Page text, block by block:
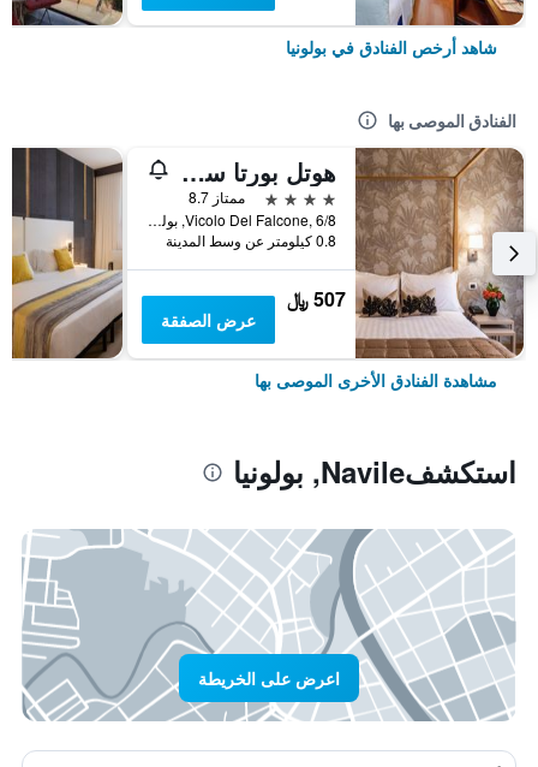
شاهد أرخص الفنادق في بولونيا
الفنادق الموصى بها
هوتل بورتا سان مامولو
4 نجوم
ممتاز 8.7
Vicolo Del Falcone, 6/8, بولونيا, مقاطعة بولونيا, إيطاليا
0.8 كيلومتر عن وسط المدينة
507 ﷼
عرض الصفقة
مشاهدة الفنادق الأخرى الموصى بها
استكشفNavile, بولونيا
اعرض على الخريطة